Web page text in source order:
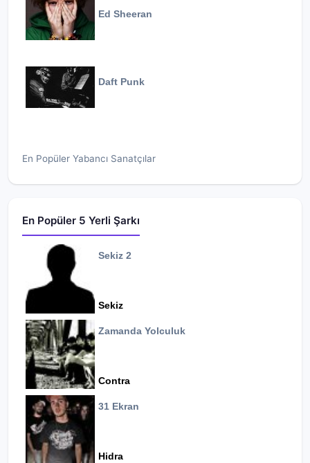
Ed Sheeran
Daft Punk
En Popüler Yabancı Sanatçılar
En Popüler 5 Yerli Şarkı
Sekiz 2
Sekiz
Zamanda Yolculuk
Contra
31 Ekran
Hidra